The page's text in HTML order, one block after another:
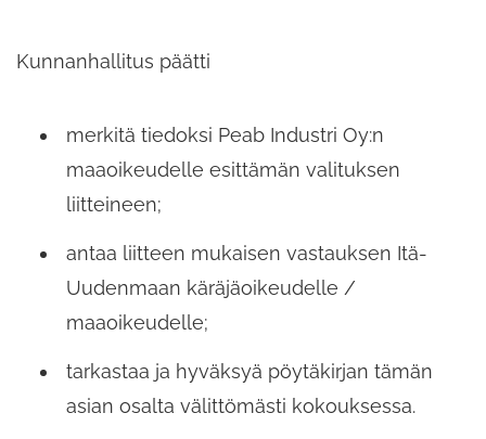
Kunnanhallitus päätti
merkitä tiedoksi Peab Industri Oy:n
maaoikeudelle esittämän valituksen
liitteineen;
antaa liitteen mukaisen vastauksen Itä-​
Uudenmaan käräjäoikeudelle /
maaoikeudelle;​
tarkastaa ja hyväksyä pöytäkirjan tämän
asian osalta välittömästi kokouksessa.